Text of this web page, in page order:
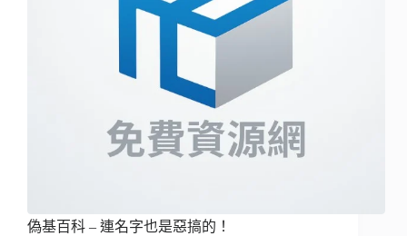
偽基百科 – 連名字也是惡搞的！